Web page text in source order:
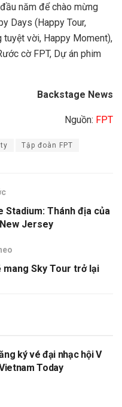
năm để chào mừng
Days (Happy Tour,
tuyệt vời, Happy Moment),
cờ FPT, Dự án phim
Backstage News
Nguồn: FPT
Tập đoàn FPT
Stadium: Thánh địa của
Jersey
mang Sky Tour trở lại
ký vé đại nhạc hội V
Today